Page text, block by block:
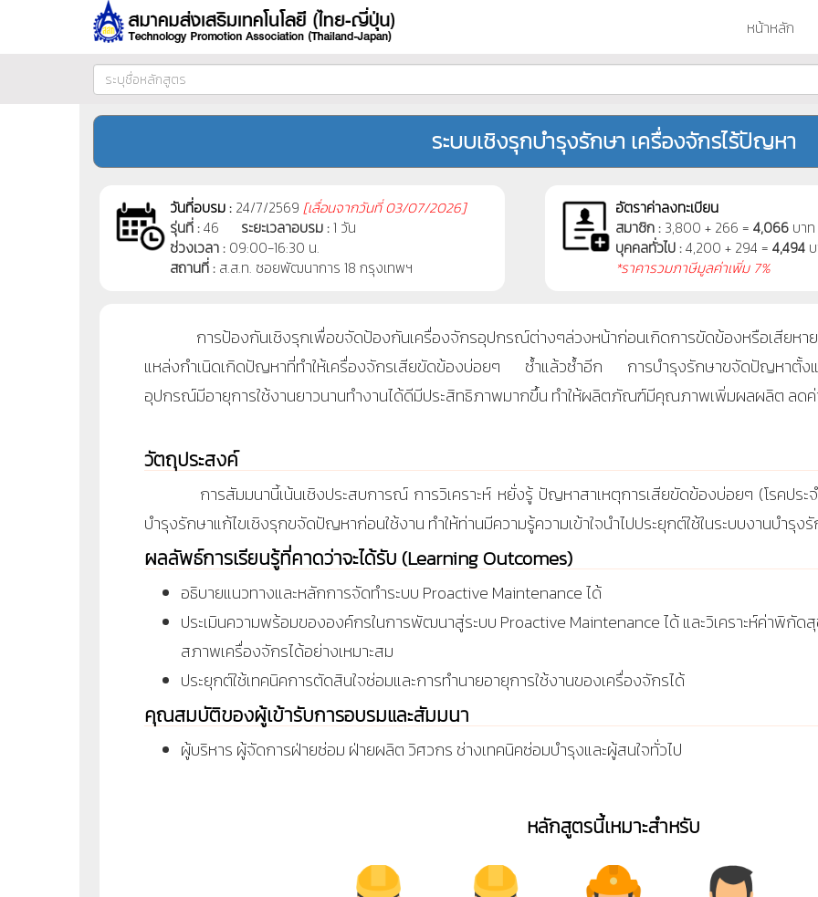
หน้าหลัก
ระบบเชิงรุกบำรุงรักษา เครื่องจักรไร้ปัญหา
วันที่อบรม : 24/7/2569 [เลื่อนจากวันที่03/07/2026]
รุ่นที่ :46 ระยะเวลาอบรม :1 วัน
ช่วงเวลา : 09:00-16:30 น.
สถานที่ : ส.ส.ท. ซอยพัฒนาการ 18 กรุงเทพฯ
อัตราค่าลงทะเบียน
สมาชิก :3,800 + 266 = 4,066บาท
บุคคลทั่วไป :4,200 + 294 = 4,494บ
*ราคารวมภาษีมูลค่าเพิ่ม 7%
การป้องกันเชิงรุกเพื่อขจัดป้องกันเครื่องจักรอุปกรณ์ต่างๆล่วงหน้าก่อนเกิดการขัดข้องหรือเสียหาย
แหล่งกำเนิดเกิดปัญหาที่ทำให้เครื่องจักรเสียขัดข้องบ่อยๆ ซ้ำแล้วซ้ำอีก การบำรุงรักษาขจัดปัญหาตั้งแต่
อุปกรณ์มีอายุการใช้งานยาวนานทำงานได้ดีมีประสิทธิภาพมากขึ้น ทำให้ผลิตภัณฑ์มีคุณภาพเพิ่มผลผลิต ลดค่
วัตถุประสงค์
การสัมมนานี้เน้นเชิงประสบการณ์ การวิเคราะห์ หยั่งรู้ ปัญหาสาเหตุการเสียขัดข้องบ่อยๆ (โรคประจ
บำรุงรักษาแก้ไขเชิงรุกขจัดปัญหาก่อนใช้งาน ทำให้ท่านมีความรู้ความเข้าใจนำไปประยุกต์ใช้ในระบบงานบำรุง
ผลลัพธ์การเรียนรู้ที่คาดว่าจะได้รับ (Learning Outcomes)
อธิบายแนวทางและหลักการจัดทำระบบ Proactive Maintenance ได้
ประเมินความพร้อมขององค์กรในการพัฒนาสู่ระบบ Proactive Maintenance ได้ และวิเคราะห์ค่าพิกัด
สภาพเครื่องจักรได้อย่างเหมาะสม
ประยุกต์ใช้เทคนิคการตัดสินใจซ่อมและการทำนายอายุการใช้งานของเครื่องจักรได้
คุณสมบัติของผู้เข้ารับการอบรมและสัมมนา
ผู้บริหาร ผู้จัดการฝ่ายซ่อม ฝ่ายผลิต วิศวกร ช่างเทคนิคซ่อมบำรุงและผู้สนใจทั่วไป
หลักสูตรนี้เหมาะสำหรับ